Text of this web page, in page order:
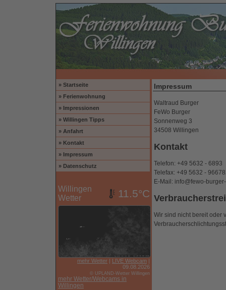
» Startseite
» Ferienwohnung
» Impressionen
» Willingen Tipps
» Anfahrt
» Kontakt
» Impressum
» Datenschutz
Willingen
Wetter
11.5°C
mehr Wetter LIVE Webcam
09.08.2026
© UPLAND-Wetter Willingen
mehr Wetter/Webcams in
Willingen
Impressum
Waltraud Burger
FeWo Burger
Sonnenweg 3
34508 Willingen
Kontakt
Telefon: +49 5632 - 6893
Telefax: +49 5632 -
E-Mail: info@fewo-
Wir sind nicht bereit oder